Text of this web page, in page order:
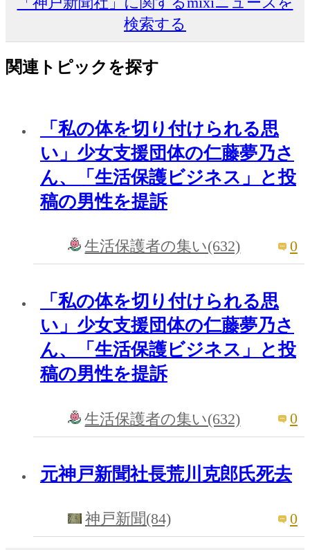
検索する
関連トピックを探す
「私の体を切り付けられる思
い」少女支援団体の仁藤夢乃さ
ん、「生活保護ビジネス」と投
稿の男性を提訴
生活保護者の集い(632) 0
「私の体を切り付けられる思
い」少女支援団体の仁藤夢乃さ
ん、「生活保護ビジネス」と投
稿の男性を提訴
生活保護者の集い(632) 0
元神戸新聞社長荒川克郎氏死去
神戸新聞(84) 0